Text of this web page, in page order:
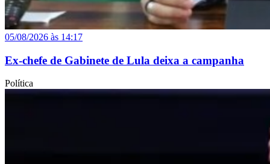
05/08/2026 às 14:17
Ex-chefe de Gabinete de Lula deixa a campanha
Política